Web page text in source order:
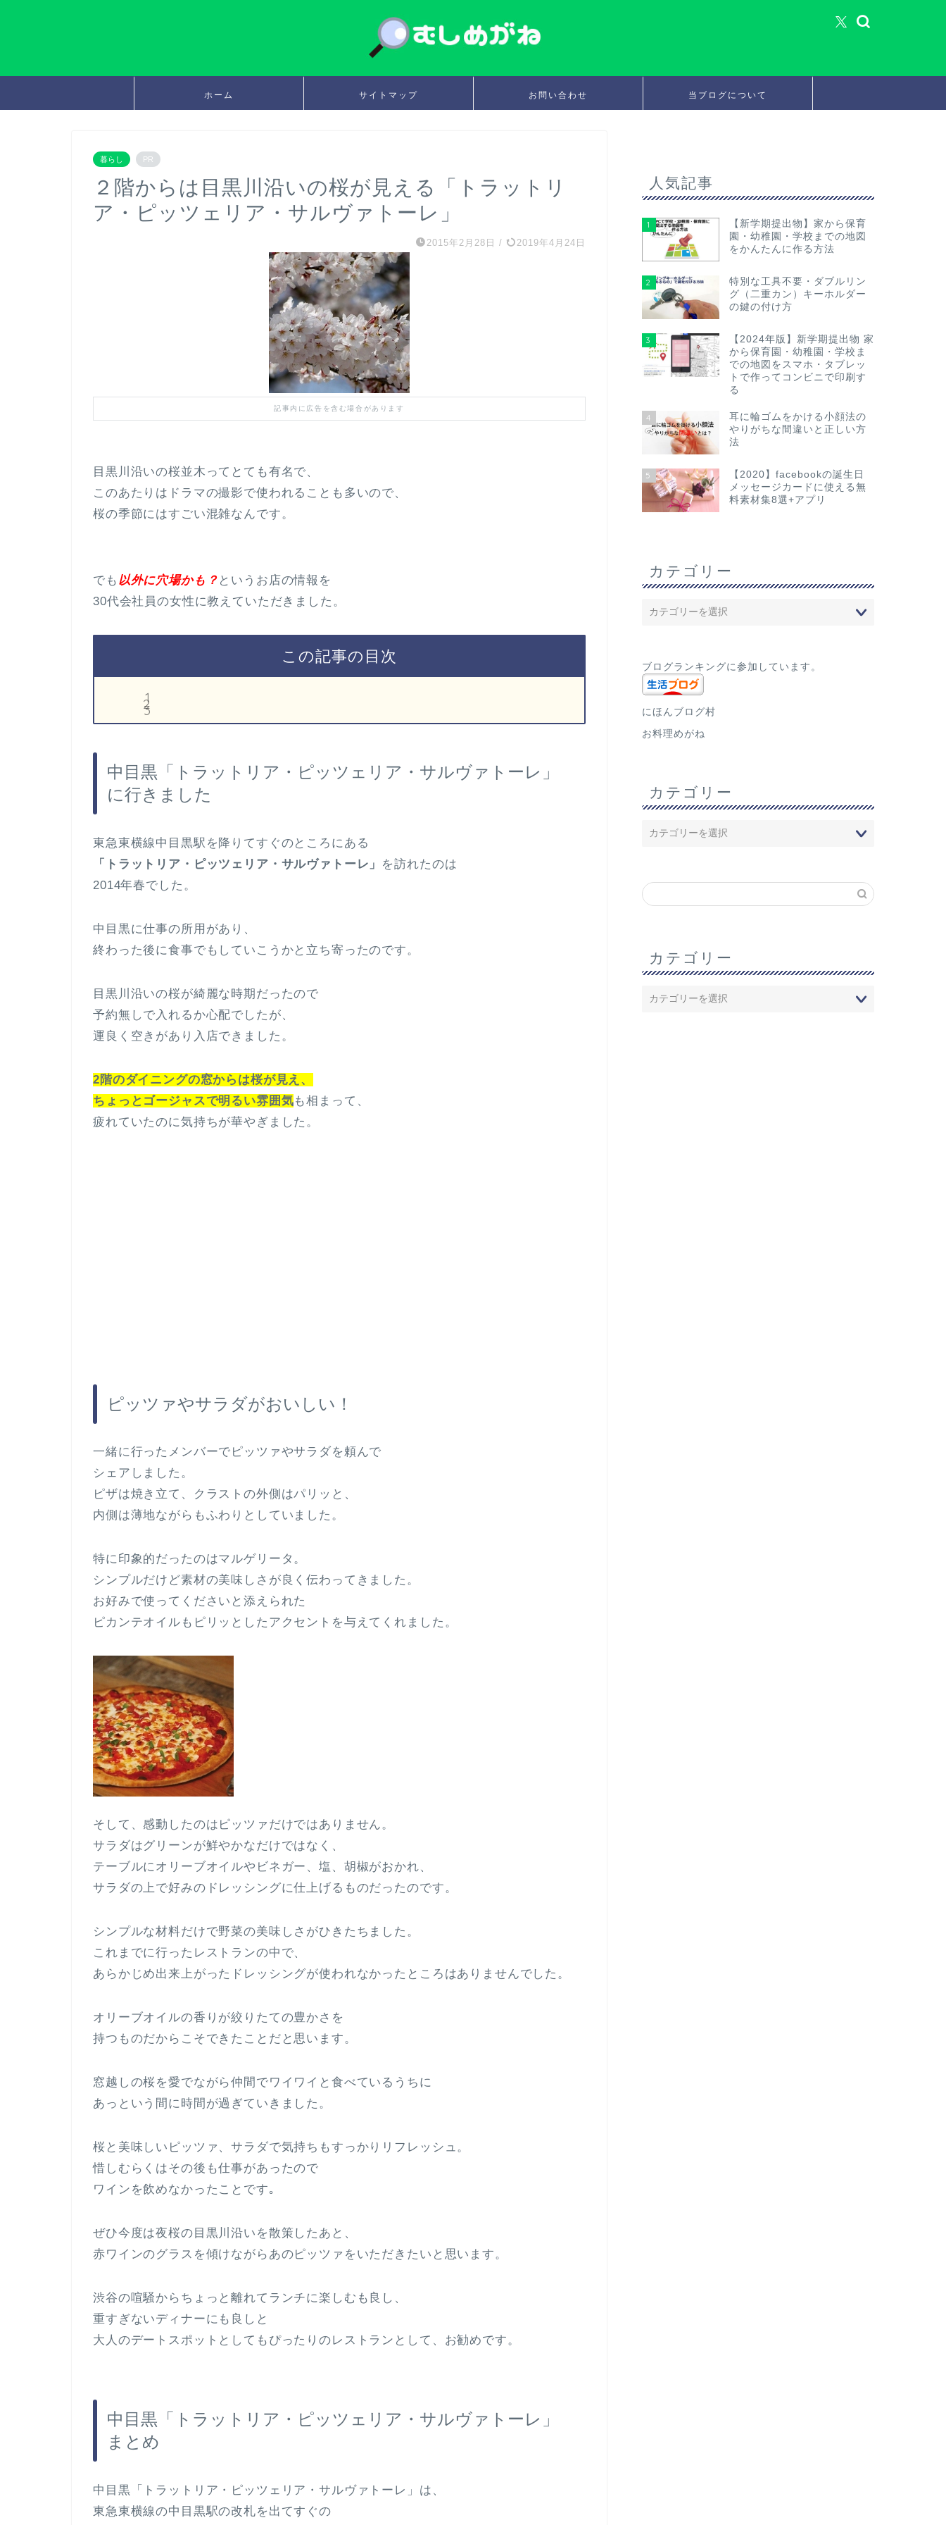
ホーム サイトマップ お問い合わせ 当ブログについて
暮らし PR
２階からは目黒川沿いの桜が見える「トラットリ
ア・ピッツェリア・サルヴァトーレ」
2015年2月28日 / 2019年4月24日
記事内に広告を含む場合があります
目黒川沿いの桜並木ってとても有名で、
このあたりはドラマの撮影で使われることも多いので、
桜の季節にはすごい混雑なんです。
でも 以外に穴場かも？ というお店の情報を
30代会社員の女性に教えていただきました。
この記事の目次
中目黒「トラットリア・ピッツェリア・サルヴァトーレ」
に行きました
東急東横線中目黒駅を降りてすぐのところにある
「トラットリア・ピッツェリア・サルヴァトーレ」 を訪れたのは
2014年春でした。
中目黒に仕事の所用があり、
終わった後に食事でもしていこうかと立ち寄ったのです。
目黒川沿いの桜が綺麗な時期だったので
予約無しで入れるか心配でしたが、
運良く空きがあり入店できました。
2階のダイニングの窓からは桜が見え、
ちょっとゴージャスで明るい雰囲気も相まって、
疲れていたのに気持ちが華やぎました。
ピッツァやサラダがおいしい！
一緒に行ったメンバーでピッツァやサラダを頼んで
シェアしました。
ピザは焼き立て、クラストの外側はパリッと、
内側は薄地ながらもふわりとしていました。
特に印象的だったのはマルゲリータ。
シンプルだけど素材の美味しさが良く伝わってきました。
お好みで使ってくださいと添えられた
ピカンテオイルもピリッとしたアクセントを与えてくれました。
そして、感動したのはピッツァだけではありません。
サラダはグリーンが鮮やかなだけではなく、
テーブルにオリーブオイルやビネガー、塩、胡椒がおかれ、
サラダの上で好みのドレッシングに仕上げるものだったのです。
シンプルな材料だけで野菜の美味しさがひきたちました。
これまでに行ったレストランの中で、
あらかじめ出来上がったドレッシングが使われなかったところはありませんでした。
オリーブオイルの香りが絞りたての豊かさを
持つものだからこそできたことだと思います。
窓越しの桜を愛でながら仲間でワイワイと食べているうちに
あっという間に時間が過ぎていきました。
桜と美味しいピッツァ、サラダで気持ちもすっかりリフレッシュ。
惜しむらくはその後も仕事があったので
ワインを飲めなかったことです｡
ぜひ今度は夜桜の目黒川沿いを散策したあと、
赤ワインのグラスを傾けながらあのピッツァをいただきたいと思います。
渋谷の喧騒からちょっと離れてランチに楽しむも良し、
重すぎないディナーにも良しと
大人のデートスポットとしてもぴったりのレストランとして、お勧めです。
中目黒「トラットリア・ピッツェリア・サルヴァトーレ」
まとめ
中目黒「トラットリア・ピッツェリア・サルヴァトーレ」は、
東急東横線の中目黒駅の改札を出てすぐの
人気記事
1
【新学期提出物】家から保育
園・幼稚園・学校までの地図
をかんたんに作る方法
2
特別な工具不要・ダブルリン
グ（二重カン）キーホルダー
の鍵の付け方
3
【2024年版】新学期提出物 家
から保育園・幼稚園・学校ま
での地図をスマホ・タブレッ
トで作ってコンビニで印刷す
る
4
耳に輪ゴムをかける小顔法の
やりがちな間違いと正しい方
法
5
【2020】facebookの誕生日
メッセージカードに使える無
料素材集8選+アプリ
カテゴリー
ブログランキングに参加しています。
にほんブログ村
お料理めがね
カテゴリー
カテゴリー